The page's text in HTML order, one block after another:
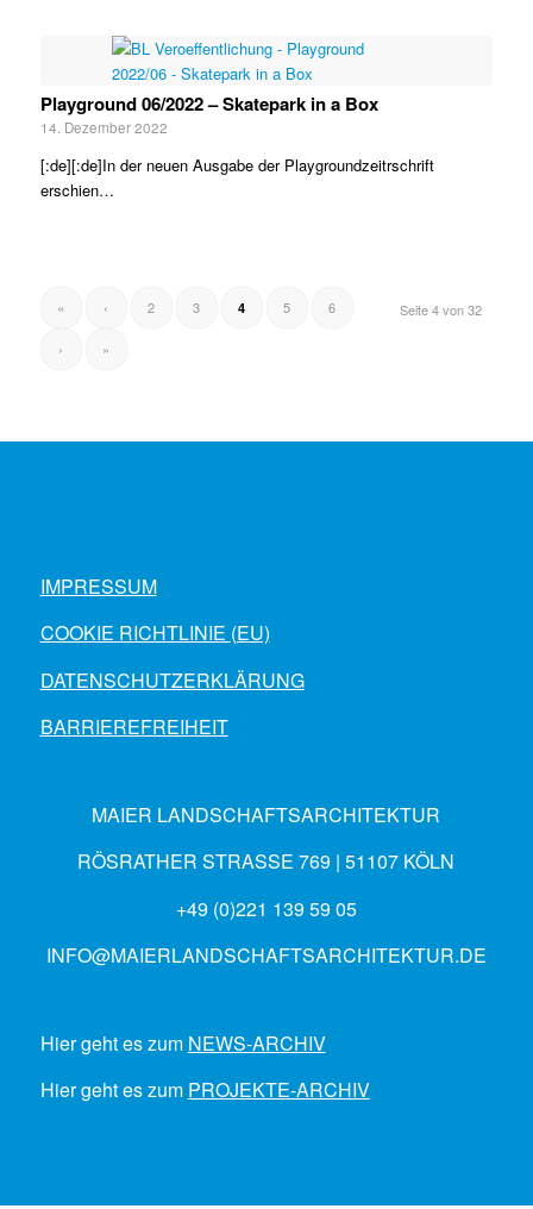
Playground 06/2022 – Skatepark in a Box
14. Dezember 2022
[:de][:de]In der neuen Ausgabe der Playgroundzeitrschrift
erschien…
Seite 4 von 32
« ‹ 2 3 4 5 6
› »
IMPRESSUM
COOKIE RICHTLINIE (EU)
DATENSCHUTZERKLÄRUNG
BARRIEREFREIHEIT
MAIER LANDSCHAFTSARCHITEKTUR
RÖSRATHER STRASSE 769 | 51107 KÖLN
+49 (0)221 139 59 05
INFO@MAIERLANDSCHAFTSARCHITEKTUR.DE
Hier geht es zum NEWS-ARCHIV
Hier geht es zum PROJEKTE-ARCHIV